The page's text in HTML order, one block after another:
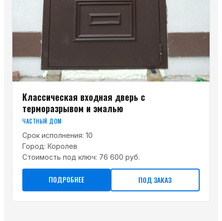
Классическая входная дверь с
терморазрывом и эмалью
ЧАСТНЫЙ ДОМ
Срок исполнения: 10
Город: Королев
Стоимость под ключ: 76 600 руб.
ПОДРОБНЕЕ ПОД ЗАКАЗ